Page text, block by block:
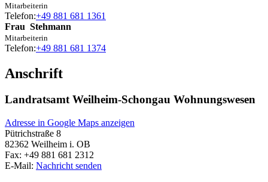
Mitarbeiterin
Telefon:+49 881 681 1361
Frau Stehmann
Mitarbeiterin
Telefon:+49 881 681 1374
Anschrift
Landratsamt Weilheim-Schongau Wohnungswesen
Adresse in Google Maps anzeigen
Pütrichstraße 8
82362 Weilheim i. OB
Fax: +49 881 681 2312
E-Mail: Nachricht senden